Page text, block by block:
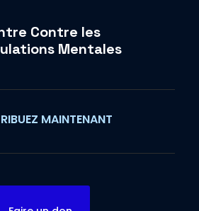
Contre les
Mentales
MAINTENANT